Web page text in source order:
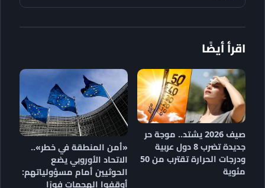
اقرأ أيضًا
صيف 2026 يشتد.. موجة حر
جديدة تضرب 8 دول عربية
ودرجات الحرارة تقترب من 50
مئوية
«أمن المنطقة في خطر»..
الاتحاد الأوروبي يضع
الحوثيين أمام مسؤولياتهم:
أوقفوا الهجمات فورًا